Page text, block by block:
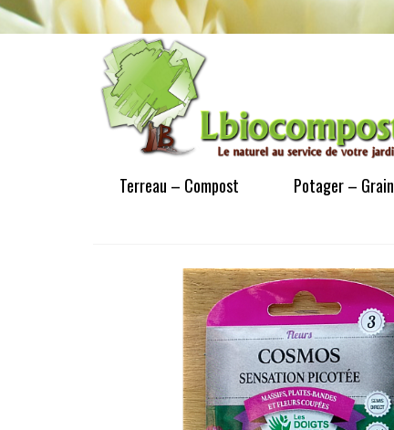
Terreau – Compost Potager –